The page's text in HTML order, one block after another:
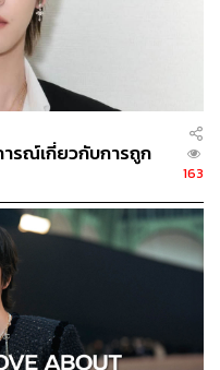
รณ์เกี่ยวกับการถูก
163